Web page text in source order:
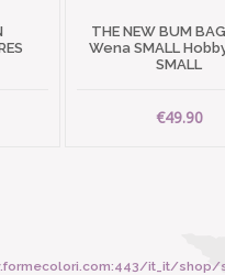
THE NEW BUM
Wena SMALL
SMALL
€49.90
it_it/shop/